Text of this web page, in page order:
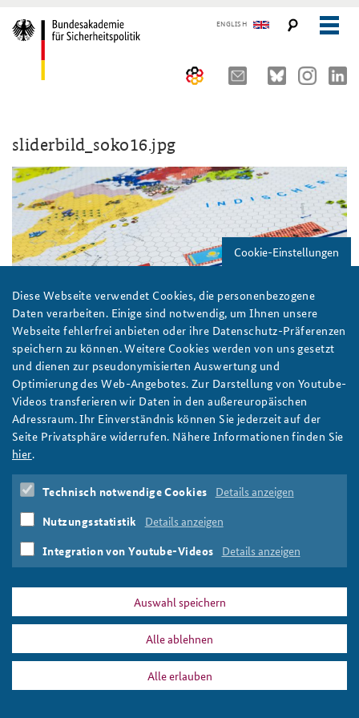
ENGLISH
Auftrag und Organisation
Historischer Ort
Kompetenzzentrum Strategische Vorausschau
Team
Sicherheitspolitische Nachwuchsarbeit
Beirat
Praktika an der BAKS
Anfahrt
Freundeskreis
10 Jahre AKJS
Seminare und Tagungen
Führungskräfteseminar für Sicherheitspolitik
Kernseminar für Sicherheitspolitik
Methodenseminar Strategische Vorausschau
Fachseminar Digitalisierung und Sicherheitspolitik
Fachseminar Desinformation und Sicherheitspolitik
Deutsches Forum Sicherheitspolitik
Arbeitskreis "Junge Sicherheitspolitiker"
Das Sicherheitspolitische Gespräch an der BAKS
Studierendenkonferenz Sicherheitspolitik gestalten
Publikationen und Presse
#angeBAKSt: Aktuelle Kommentare zur Sicherheitspolitik
Arbeitspapiere Sicherheitspolitik
Pressespiegel und Gastbeiträge von BAKS-Angehörigen
Ansprechpartner für Presse- und andere Medienanfragen
Newsletter-Archiv
STUDIENPLATTFORM
sliderbild_soko16.jpg
Auf einem Spielbrett mit einer Weltkarte liegen Spielkarten und
-chips, rechts davon ist die Aufschrift Pol&IS zu lesen.
Foto: BAKS/Marcus Mohr
sliderbild_soko16.jpg
Cookie-Einstellungen
Diese Webseite verwendet Cookies, die personenbezogene
Daten verarbeiten. Einige sind notwendig, um Ihnen unsere
Webseite fehlerfrei anbieten oder ihre Datenschutz-Präferenzen
speichern zu können. Weitere Cookies werden von uns gesetzt
und dienen zur pseudonymisierten Auswertung und
Optimierung des Web-Angebotes. Zur Darstellung von Youtube-
Videos transferieren wir Daten in den außereuropäischen
Adressraum. Ihr Einverständnis können Sie jederzeit auf der
Seite Privatsphäre widerrufen. Nähere Informationen finden Sie
hier.
Technisch notwendige Cookies Details anzeigen
Nutzungsstatistik Details anzeigen
Integration von Youtube-Videos Details anzeigen
Auswahl speichern
Alle ablehnen
Alle erlauben